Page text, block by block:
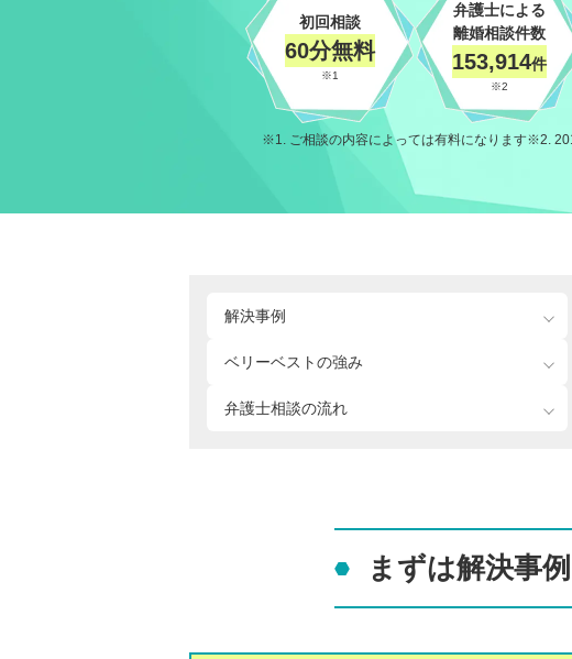
初回相談
60分無料
※1
弁護士による
離婚相談件数
153,914件
※2
1. ご相談の内容によっては有料になります 2.
解決事例
ベリーベストの強み
弁護士相談の流れ
まずは解決事